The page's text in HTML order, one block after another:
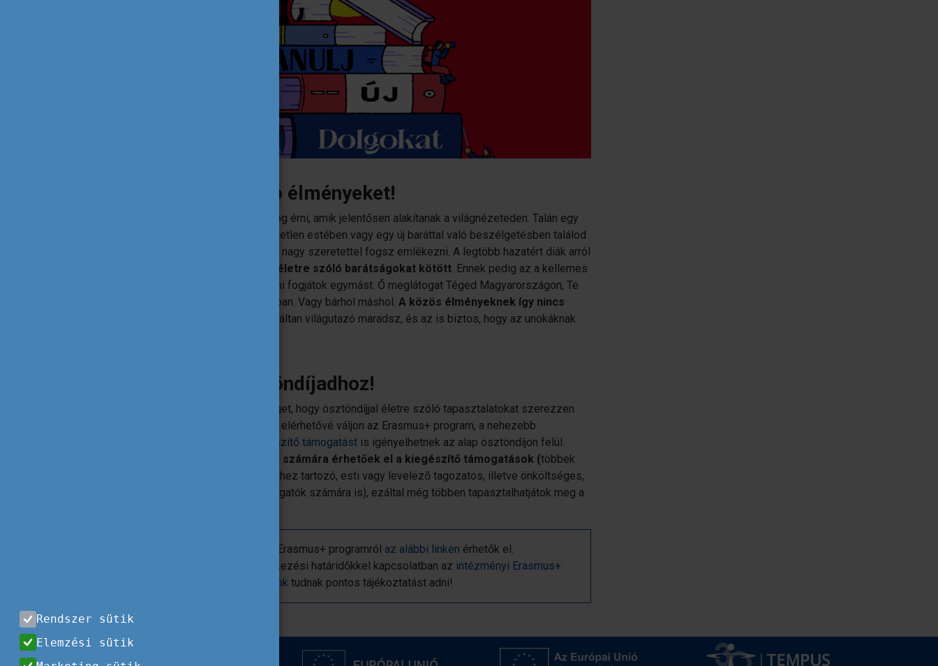
5. Szerezz életre szóló élményeket!
Külföldön rengeteg új inger, benyomás fog érni, amik jelentősen alakítanak a világnézeteden. Talán egy
tengerparti naplementében, egy feledhetetlen estében vagy egy új baráttal való beszélgetésben találod
meg azokat a pillanatokat, amikre mindig nagy szeretettel fogsz emlékezni. A legtöbb hazatért diák arról
a kint töltött idő alatt életre szóló barátságokat kötött. Ennek pedig az a kellemes
következménye, hogy később is látogatni fogjátok egymást. Ő meglátogat Téged Magyarországon, Te
meg őt Berlinben, Rómában vagy Párizsban. Vagy bárhol máshol. A közös élményeknek így nincs
. A lényeg: garantáltan világutazó maradsz, és az is biztos, hogy az unokáknak
+1. Adj pluszt az ösztöndíjadhoz!
Minden hallgató megérdemli a lehetőséget, hogy ösztöndíjjal életre szóló tapasztalatokat szerezzen
külföldön. Azért, hogy mindenki számára elérhetővé váljon az Erasmus+ program, a nehezebb
kiegészítő támogatást is igényelhetnek az alap ösztöndíjon felül.
Most minden eddiginél szélesebb kör számára érhetőek el a kiegészítő támogatások (többek
között a nemzeti vagy etnikai kisebbséghez tartozó, esti vagy levelező tagozatos, illetve önköltséges,
nagycsaládban élő, árva vagy félárva hallgatók számára is), ezáltal még többen tapasztalhatjátok meg a
További információk az Erasmus+ programról az alábbi linken érhetők el.
A pályázás menetével és a jelentkezési határidőkkel kapcsolatban az intézményi Erasmus+
koordinátorok tudnak pontos tájékoztatást adni!
Rendszer sütik
Elemzési sütik